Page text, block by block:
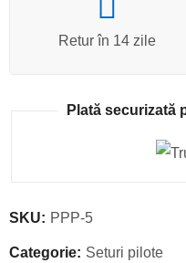
Retur în 14 zile
Plată securizată
SKU: PPP-5
Categorie: Seturi pilote